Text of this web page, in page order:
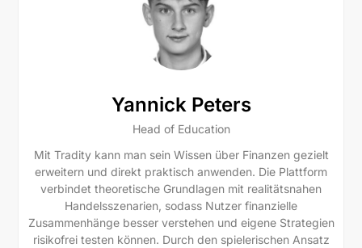
Yannick Peters
Head of Education
Mit Tradity kann man sein Wissen über Finanzen gezielt
erweitern und direkt praktisch anwenden. Die Plattform
verbindet theoretische Grundlagen mit realitätsnahen
Handelsszenarien, sodass Nutzer finanzielle
Zusammenhänge besser verstehen und eigene Strategien
risikofrei testen können. Durch den spielerischen Ansatz